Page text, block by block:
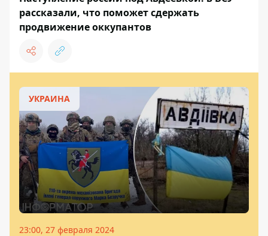
рассказали, что поможет сдержать
продвижение оккупантов
УКРАИНА
23:00, 27 февраля 2024